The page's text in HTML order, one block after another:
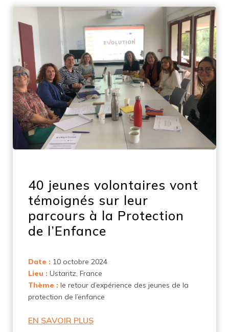
40 jeunes volontaires vont
témoignés sur leur
parcours à la Protection
de l’Enfance
Date : 10 octobre 2024
Lieu : Ustaritz, France
Thème : le retour d’expérience des jeunes de la
protection de l’enfance
EN SAVOIR PLUS